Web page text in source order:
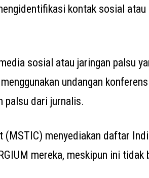
kontak sosial
sosial atau jaringan palsu
undangan
palsu dari jurnalis.
menyediakan daftar
mereka, meskipun ini tidak